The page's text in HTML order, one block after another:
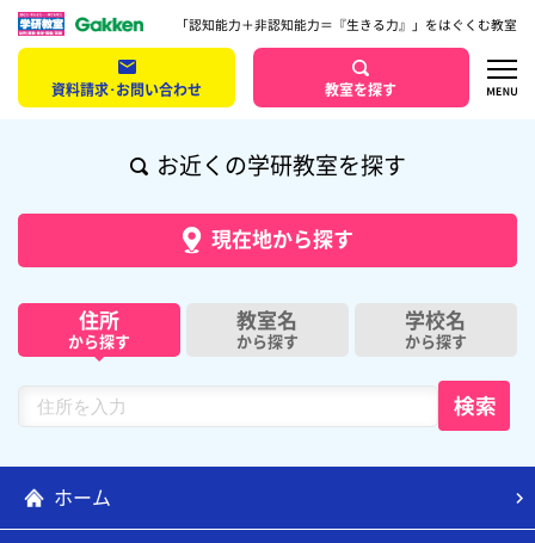
「認知能力＋非認知能力＝『生きる力』」をはぐくむ教室
資料請求･お問い合わせ 教室を探す
お近くの学研教室を探す
現在地から探す
住所
から探す
教室名
から探す
学校名
から探す
ホーム